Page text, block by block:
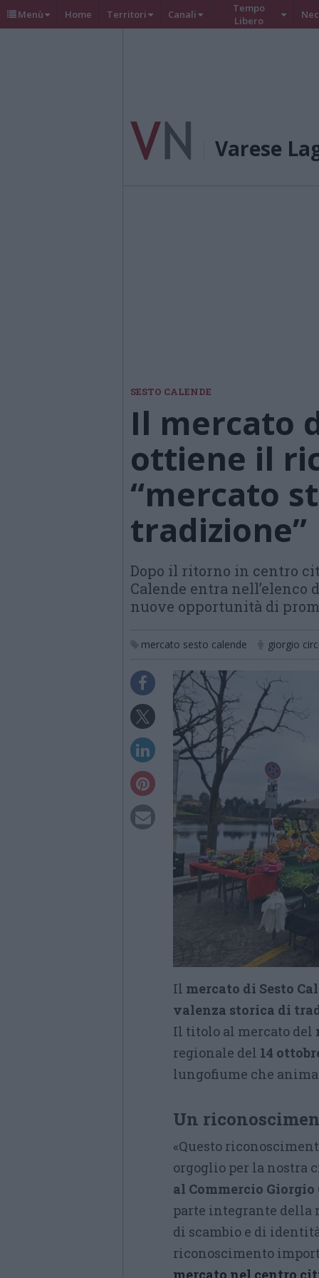
Menù Home Territori Canali
Tempo
Libero
Varese
SESTO CALENDE
Il mercato
ottiene il
“mercato
tradizione”
Dopo il ritorno in centro
Calende entra nell’elenco
nuove opportunità di
mercato sesto calende giorgio
Il mercato di Sesto
valenza storica di
Il titolo al mercato del
regionale del 14
lungofiume che
Un
«Questo
orgoglio per la nostra
al Commercio Giorgio
parte integrante della
di scambio e di
riconoscimento
mercato nel centro